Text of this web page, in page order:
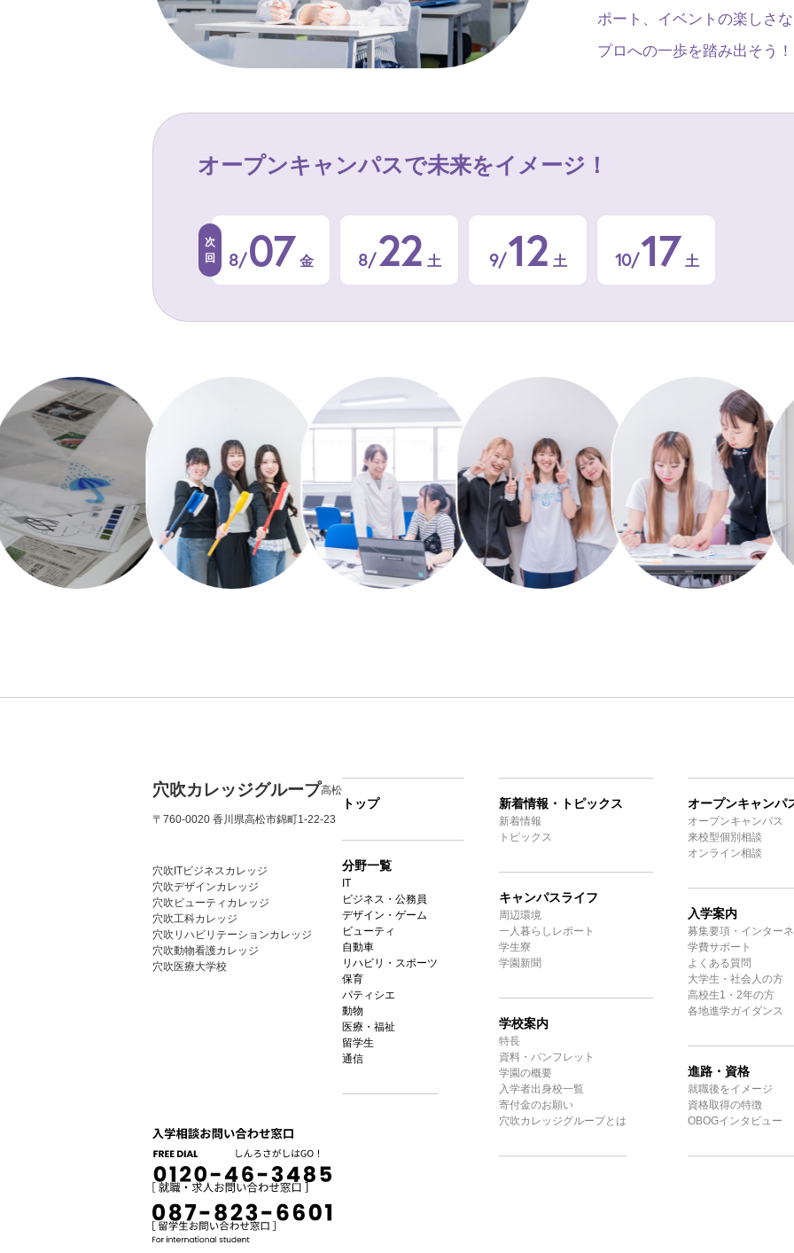
ポート、イベントの楽しさ
プロへの一歩を踏み出そう！
オープンキャンパスで未来をイメージ！
8/07 金 8/22 土 9/12 土 10/17 土
穴吹カレッジグループ高松
〒760-0020 香川県高松市錦町1-22-23
穴吹ITビジネスカレッジ
穴吹デザインカレッジ
穴吹ビューティカレッジ
穴吹工科カレッジ
穴吹リハビリテーションカレッジ
穴吹動物看護カレッジ
穴吹医療大学校
トップ
分野一覧
IT
ビジネス・公務員
デザイン・ゲーム
ビューティ
自動車
リハビリ・スポーツ
保育
パティシエ
動物
医療・福祉
留学生
通信
新着情報・トピックス
新着情報
トピックス
キャンパスライフ
周辺環境
一人暮らしレポート
学生寮
学園新聞
学校案内
特長
資料・パンフレット
学園の概要
入学者出身校一覧
寄付金のお願い
穴吹カレッジグループとは
オープンキャンパ
オープンキャンパス
来校型個別相談
オンライン相談
入学案内
募集要項・インター
学費サポート
よくある質問
大学生・社会人の方
高校生1・2年の方
各地進学ガイダンス
進路・資格
就職後をイメージ
資格取得の特徴
OBOGインタビュー